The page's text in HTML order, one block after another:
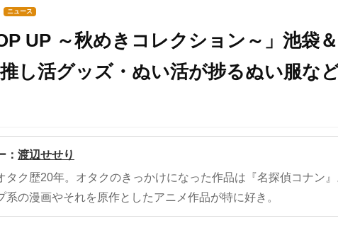
ニュース
UP ～秋めきコレクション～」池袋
し活グッズ・ぬい活が捗るぬい服な
： 渡辺せせり
タク歴20年。オタクのきっかけになった作品は『名探偵コナン』
系の漫画やそれを原作としたアニメ作品が特に好き。